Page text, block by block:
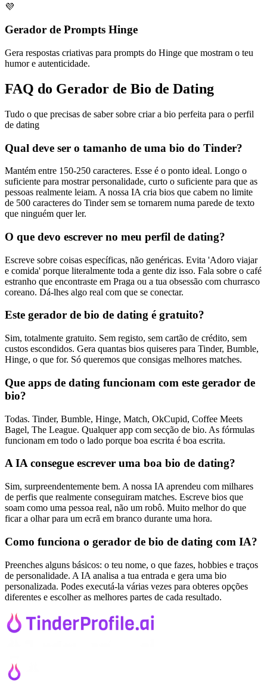
💜
Gerador de Prompts Hinge
Gera respostas criativas para prompts do Hinge que mostram o teu
humor e autenticidade.
FAQ do Gerador de Bio de Dating
Tudo o que precisas de saber sobre criar a bio perfeita para o perfil
de dating
Qual deve ser o tamanho de uma bio do Tinder?
Mantém entre 150-250 caracteres. Esse é o ponto ideal. Longo o
suficiente para mostrar personalidade, curto o suficiente para que as
pessoas realmente leiam. A nossa IA cria bios que cabem no limite
de 500 caracteres do Tinder sem se tornarem numa parede de texto
que ninguém quer ler.
O que devo escrever no meu perfil de dating?
Escreve sobre coisas específicas, não genéricas. Evita 'Adoro viajar
e comida' porque literalmente toda a gente diz isso. Fala sobre o café
estranho que encontraste em Praga ou a tua obsessão com churrasco
coreano. Dá-lhes algo real com que se conectar.
Este gerador de bio de dating é gratuito?
Sim, totalmente gratuito. Sem registo, sem cartão de crédito, sem
custos escondidos. Gera quantas bios quiseres para Tinder, Bumble,
Hinge, o que for. Só queremos que consigas melhores matches.
Que apps de dating funcionam com este gerador de
bio?
Todas. Tinder, Bumble, Hinge, Match, OkCupid, Coffee Meets
Bagel, The League. Qualquer app com secção de bio. As fórmulas
funcionam em todo o lado porque boa escrita é boa escrita.
A IA consegue escrever uma boa bio de dating?
Sim, surpreendentemente bem. A nossa IA aprendeu com milhares
de perfis que realmente conseguiram matches. Escreve bios que
soam como uma pessoa real, não um robô. Muito melhor do que
ficar a olhar para um ecrã em branco durante uma hora.
Como funciona o gerador de bio de dating com IA?
Preenches alguns básicos: o teu nome, o que fazes, hobbies e traços
de personalidade. A IA analisa a tua entrada e gera uma bio
personalizada. Podes executá-la várias vezes para obteres opções
diferentes e escolher as melhores partes de cada resultado.